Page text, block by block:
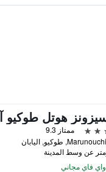
ممتاز 9.3
واي فاي مجاني